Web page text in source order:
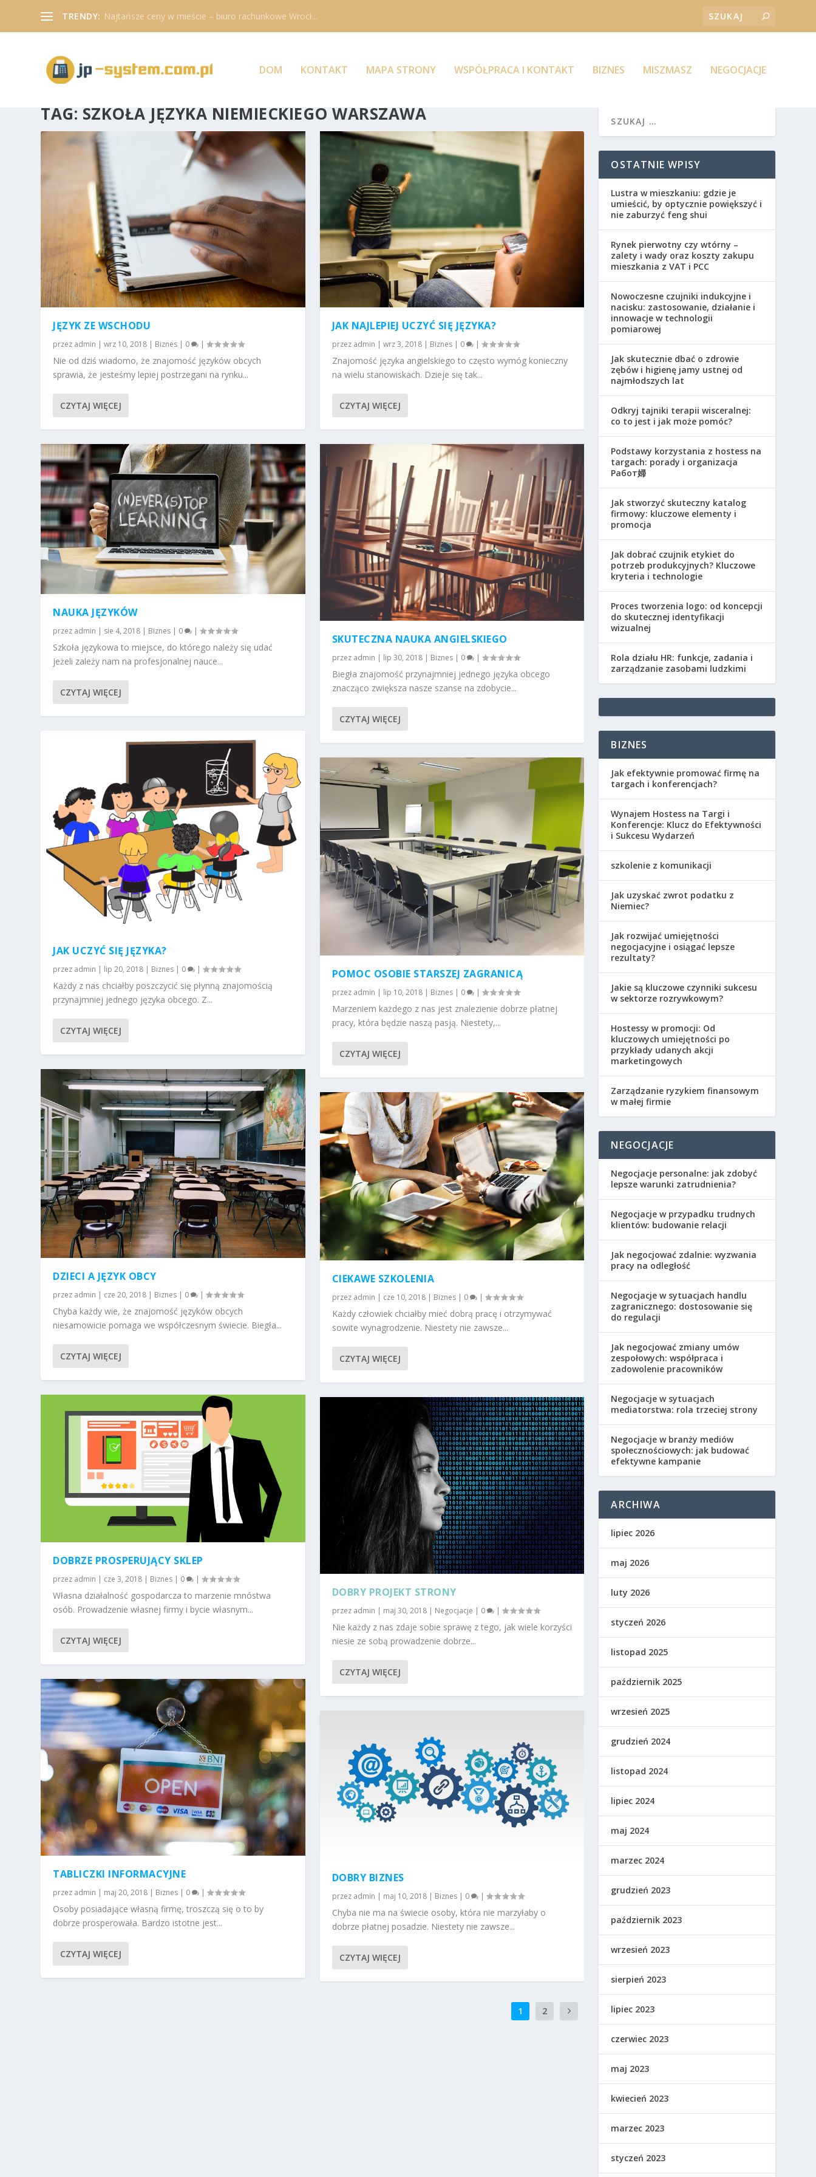
TRENDY: Najtańsze ceny w mieście – biuro rachunkowe Wrocł...
DOM KONTAKT MAPA STRONY WSPÓŁPRACA I KONTAKT BIZNES MISZMASZ NEGOCJACJE
TAG: SZKOŁA JĘZYKA NIEMIECKIEGO WARSZAWA
JĘZYK ZE WSCHODU
przez admin |wrz 10, 2018 Biznes 0 |
Nie od dziś wiadomo, że znajomość języków obcych
sprawia, że jesteśmy lepiej postrzegani na rynku...
CZYTAJ WIĘCEJ
NAUKA JĘZYKÓW
przez admin | sie 4, 2018 | Biznes | 0 |
Szkoła językowa to miejsce, do którego należy się udać
jeżeli zależy nam na profesjonalnej nauce...
CZYTAJ WIĘCEJ
JAK UCZYĆ SIĘ JĘZYKA?
przez admin | lip 20, 2018 | Biznes | 0 |
Każdy z nas chciałby poszczycić się płynną znajomością
przynajmniej jednego języka obcego. Z...
CZYTAJ WIĘCEJ
DZIECI A JĘZYK OBCY
przez admin | cze 20, 2018 | Biznes | 0 |
Chyba każdy wie, że znajomość języków obcych
niesamowicie pomaga we współczesnym świecie. Biegła...
CZYTAJ WIĘCEJ
DOBRZE PROSPERUJĄCY SKLEP
przez admin | cze 3, 2018 | Biznes | 0 |
Własna działalność gospodarcza to marzenie mnóstwa
osób. Prowadzenie własnej firmy i bycie własnym...
CZYTAJ WIĘCEJ
TABLICZKI INFORMACYJNE
przez admin | maj 20, 2018 | Biznes | 0 |
Osoby posiadające własną firmę, troszczą się o to by
dobrze prosperowała. Bardzo istotne jest...
CZYTAJ WIĘCEJ
JAK NAJLEPIEJ UCZYĆ SIĘ JĘZYKA?
przez admin wrz 3, 2018| Biznes| 0 |
Znajomość języka angielskiego to często wymóg konieczny
na wielu stanowiskach. Dzieje się tak...
CZYTAJ WIĘCEJ
SKUTECZNA NAUKA ANGIELSKIEGO
przez admin | lip 30, 2018| Biznes| 0 |
Biegła znajomość przynajmniej jednego języka obcego
znacząco zwiększa nasze szanse na zdobycie...
CZYTAJ WIĘCEJ
POMOC OSOBIE STARSZEJ ZAGRANICĄ
przez admin | lip 10, 2018| Biznes| 0 |
Marzeniem każdego z nas jest znalezienie dobrze płatnej
pracy, która będzie naszą pasją. Niestety,...
CZYTAJ WIĘCEJ
CIEKAWE SZKOLENIA
przez admin | cze 10, 2018| Biznes| 0 |
Każdy człowiek chciałby mieć dobrą pracę i otrzymywać
sowite wynagrodzenie. Niestety nie zawsze...
CZYTAJ WIĘCEJ
DOBRY PROJEKT STRONY
przez admin | maj 30, 2018| Negocjacje | 0 |
Nie każdy z nas zdaje sobie sprawę z tego, jak wiele korzyści
niesie ze sobą prowadzenie dobrze...
CZYTAJ WIĘCEJ
DOBRY BIZNES
przez admin | maj 10, 2018| Biznes| 0 |
Chyba nie ma na świecie osoby, która nie marzyłaby o
dobrze płatnej posadzie. Niestety nie zawsze...
CZYTAJ WIĘCEJ
1 2
OSTATNIE WPISY
Lustra w mieszkaniu: gdzie je
umieścić, by optycznie powiększyć i
nie zaburzyć feng shui
Rynek pierwotny czy wtórny –
zalety i wady oraz koszty zakupu
mieszkania z VAT i PCC
Nowoczesne czujniki indukcyjne i
nacisku: zastosowanie, działanie i
innowacje w technologii
pomiarowej
Jak skutecznie dbać o zdrowie
zębów i higienę jamy ustnej od
najmłodszych lat
Odkryj tajniki terapii wisceralnej:
co to jest i jak może pomóc?
Podstawy korzystania z hostess na
targach: porady i organizacja
Работ婦
Jak stworzyć skuteczny katalog
firmowy: kluczowe elementy i
promocja
Jak dobrać czujnik etykiet do
potrzeb produkcyjnych? Kluczowe
kryteria i technologie
Proces tworzenia logo: od koncepcji
do skutecznej identyfikacji
wizualnej
Rola działu HR: funkcje, zadania i
zarządzanie zasobami ludzkimi
BIZNES
Jak efektywnie promować firmę na
targach i konferencjach?
Wynajem Hostess na Targi i
Konferencje: Klucz do Efektywności
i Sukcesu Wydarzeń
szkolenie z komunikacji
Jak uzyskać zwrot podatku z
Niemiec?
Jak rozwijać umiejętności
negocjacyjne i osiągać lepsze
rezultaty?
Jakie są kluczowe czynniki sukcesu
w sektorze rozrywkowym?
Hostessy w promocji: Od
kluczowych umiejętności po
przykłady udanych akcji
marketingowych
Zarządzanie ryzykiem finansowym
w małej firmie
NEGOCJACJE
Negocjacje personalne: jak zdobyć
lepsze warunki zatrudnienia?
Negocjacje w przypadku trudnych
klientów: budowanie relacji
Jak negocjować zdalnie: wyzwania
pracy na odległość
Negocjacje w sytuacjach handlu
zagranicznego: dostosowanie się
do regulacji
Jak negocjować zmiany umów
zespołowych: współpraca i
zadowolenie pracowników
Negocjacje w sytuacjach
mediatorstwa: rola trzeciej strony
Negocjacje w branży mediów
społecznościowych: jak budować
efektywne kampanie
ARCHIWA
lipiec 2026
maj 2026
luty 2026
styczeń 2026
listopad 2025
październik 2025
wrzesień 2025
grudzień 2024
listopad 2024
lipiec 2024
maj 2024
marzec 2024
grudzień 2023
październik 2023
wrzesień 2023
sierpień 2023
lipiec 2023
czerwiec 2023
maj 2023
kwiecień 2023
marzec 2023
styczeń 2023